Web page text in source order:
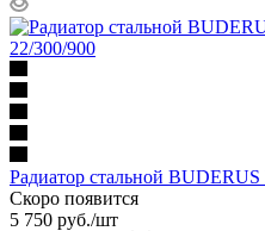
Радиатор стальной
Скоро появится
5 750 руб./шт